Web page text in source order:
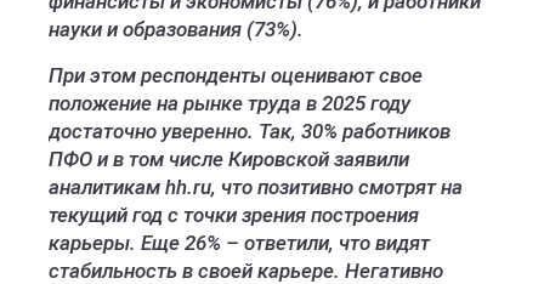
науки и образования (73%).
При этом респонденты оценивают свое
положение на рынке труда в 2025 году
достаточно уверенно. Так, 30% работников
ПФО и в том числе Кировской заявили
аналитикам hh.ru, что позитивно смотрят на
текущий год с точки зрения построения
карьеры. Еще 26% – ответили, что видят
стабильность в своей карьере. Негативно